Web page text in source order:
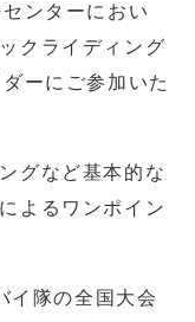
ンターにおい
クライディング
ーにご参加いた
グなど基本的な
よるワンポイン
隊の全国大会